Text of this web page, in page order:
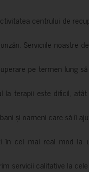
centrului de
Serviciile noastre
pe termen lung
la terapii este dificil,
și oameni care să îi
în cel mai real mod la
servicii calitative la